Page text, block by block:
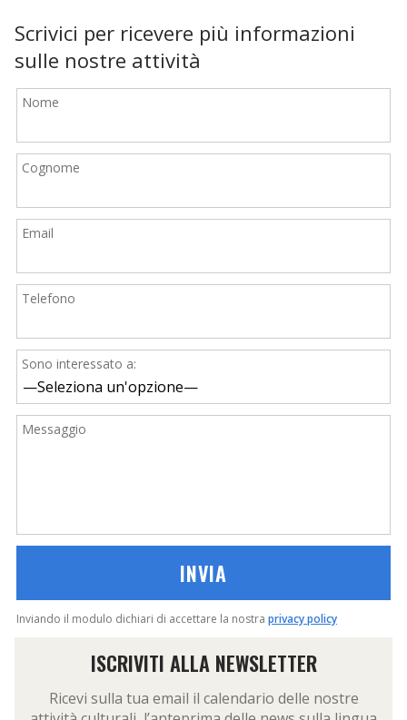
Scrivici per ricevere più informazioni
sulle nostre attività
Nome
Cognome
Email
Telefono
Sono interessato a:
Messaggio
Inviando il modulo dichiari di accettare la nostra privacy policy
ISCRIVITI ALLA NEWSLETTER
Ricevi sulla tua email il calendario delle nostre